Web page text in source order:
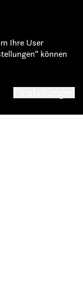
Ihre User
können